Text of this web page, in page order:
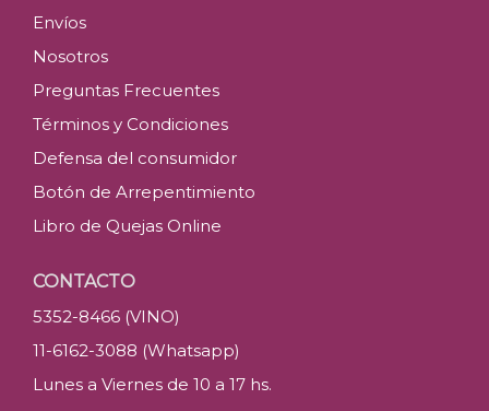
Envíos
Nosotros
Preguntas Frecuentes
Términos y Condiciones
Defensa del consumidor
Botón de Arrepentimiento
Libro de Quejas Online
CONTACTO
5352-8466 (VINO)
11-6162-3088 (Whatsapp)
Lunes a Viernes de 10 a 17 hs.